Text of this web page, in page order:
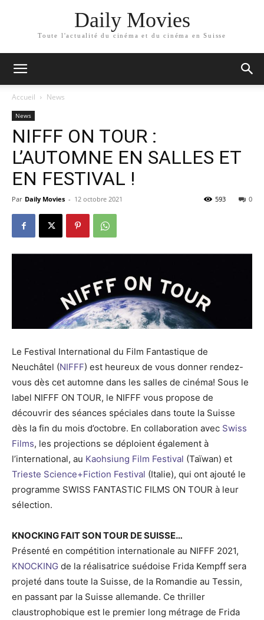
Daily Movies
Toute l'actualité du cinéma et du cinéma en Suisse
Accueil News
News
NIFFF ON TOUR :
L’AUTOMNE EN SALLES ET
EN FESTIVAL !
Par Daily Movies - 12 octobre 2021 0
593
Le Festival International du Film Fantastique de
Neuchâtel (NIFFF) est heureux de vous donner rendez-
vous dès cet automne dans les salles de cinéma! Sous le
label NIFFF ON TOUR, le NIFFF vous propose de
découvrir des séances spéciales dans toute la Suisse
dès la fin du mois d’octobre. En collaboration avec Swiss
Films, les projections se déploient également à
l’international, au Kaohsiung Film Festival (Taïwan) et
Trieste Science+Fiction Festival (Italie), qui ont ajouté le
programme SWISS FANTASTIC FILMS ON TOUR à leur
sélection.
KNOCKING FAIT SON TOUR DE SUISSE…
Présenté en compétition internationale au NIFFF 2021,
KNOCKING de la réalisatrice suédoise Frida Kempff sera
projeté dans toute la Suisse, de la Romandie au Tessin,
en passant par la Suisse allemande. Ce thriller
claustrophobique est le premier long métrage de Frida